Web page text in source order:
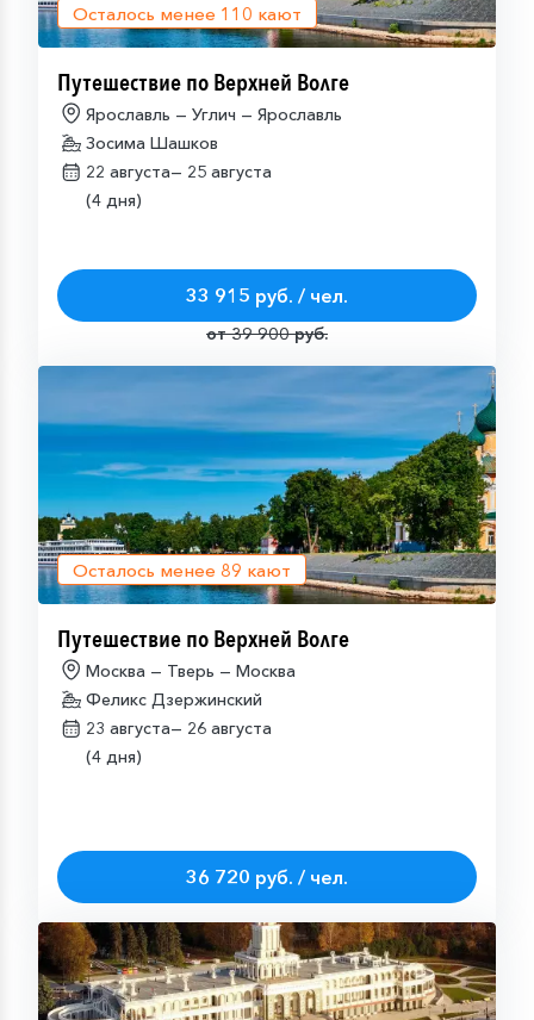
Осталось менее 110 кают
Путешествие по Верхней Волге
Ярославль — Углич — Ярославль
Зосима Шашков
22 августа— 25 августа
(4 дня)
33 915 руб. / чел.
от 39 900 руб.
Осталось менее 89 кают
Путешествие по Верхней Волге
Москва — Тверь — Москва
Феликс Дзержинский
23 августа— 26 августа
(4 дня)
36 720 руб. / чел.